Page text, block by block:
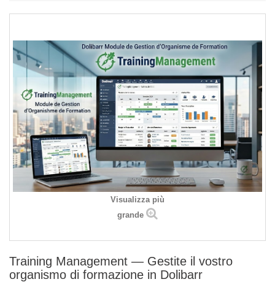
Visualizza più
grande
Training Management — Gestite il vostro
organismo di formazione in Dolibarr